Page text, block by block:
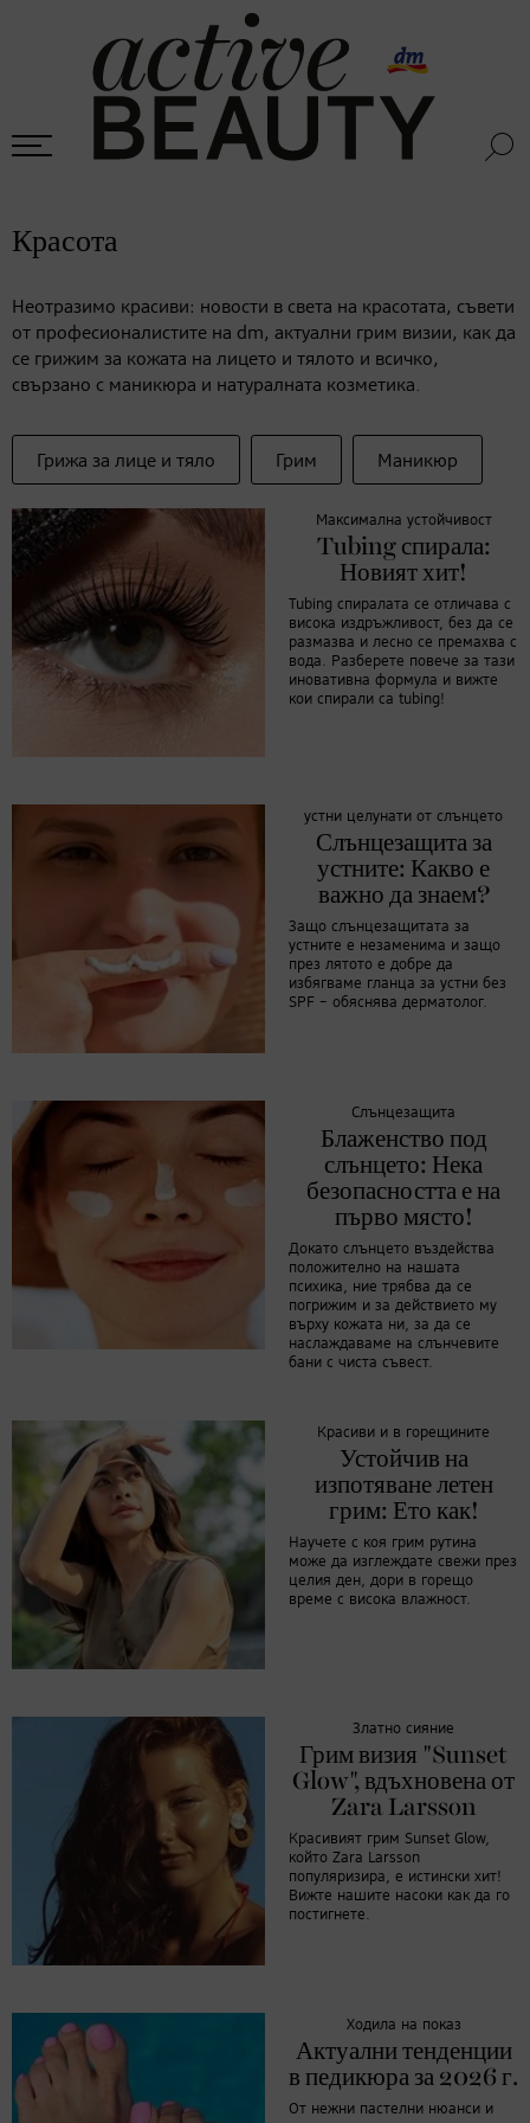
Красота
Неотразимо красиви: новости в света на красотата, съвети
от професионалистите на dm, актуални грим визии, как да
се грижим за кожата на лицето и тялото и всичко,
свързано с маникюра и натуралната козметика.
Грижа за лице и тяло Грим Маникюр
Максимална устойчивост
Tubing спирала:
Новият хит!
Tubing спиралата се отличава с
висока издръжливост, без да се
размазва и лесно се премахва с
вода. Разберете повече за тази
иновативна формула и вижте
кои спирали са tubing!
устни целунати от слънцето
Слънцезащита за
устните: Какво е
важно да знаем?
Защо слънцезащитата за
устните е незаменима и защо
през лятото е добре да
избягваме гланца за устни без
SPF – обяснява дерматолог.
Слънцезащита
Блаженство под
слънцето: Нека
безопасността е на
първо място!
Докато слънцето въздейства
положително на нашата
психика, ние трябва да се
погрижим и за действието му
върху кожата ни, за да се
наслаждаваме на слънчевите
бани с чиста съвест.
Красиви и в горещините
Устойчив на
изпотяване летен
грим: Ето как!
Научете с коя грим рутина
може да изглеждате свежи през
целия ден, дори в горещо
време с висока влажност.
Златно сияние
Грим визия "Sunset
Glow", вдъхновена от
Zara Larsson
Красивият грим Sunset Glow,
който Zara Larsson
популяризира, е истински хит!
Вижте нашите насоки как да го
постигнете.
Ходила на показ
Актуални тенденции
в педикюра за 2026 г.
От нежни пастелни нюанси и